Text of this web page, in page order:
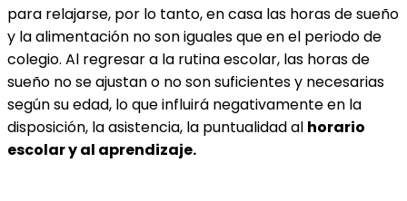
para relajarse, por lo tanto, en casa las horas de sueño
y la alimentación no son iguales que en el periodo de
colegio. Al regresar a la rutina escolar, las horas de
sueño no se ajustan o no son suficientes y necesarias
según su edad, lo que influirá negativamente en la
disposición, la asistencia, la puntualidad al horario
escolar y al aprendizaje.